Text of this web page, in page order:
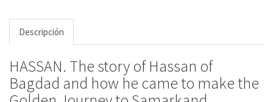
Descripción
HASSAN. The story of Hassan of
Bagdad and how he came to make the